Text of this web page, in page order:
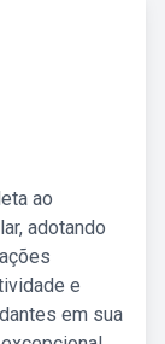
ao
adotando
e
em sua